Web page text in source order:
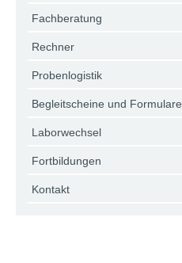
Fachberatung
Rechner
Probenlogistik
Begleitscheine und Formulare
Laborwechsel
Fortbildungen
Kontakt